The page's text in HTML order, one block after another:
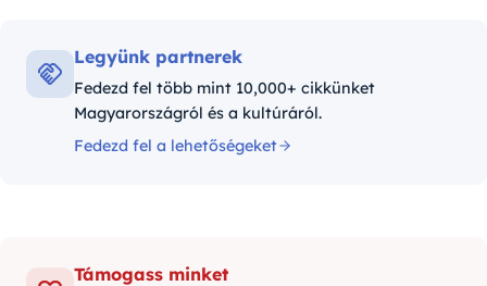
Legyünk partnerek
Fedezd fel több mint 10,000+ cikkünket
Magyarországról és a kultúráról.
Fedezd fel a lehetőségeket
Támogass minket